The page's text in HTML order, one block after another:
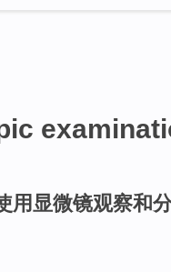
用显微镜观察和